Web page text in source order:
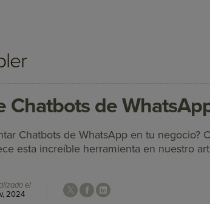
Chatbots de
Chatbots de WhatsApp en tu negocio?
esta increíble herramienta en nuestro
el
2024